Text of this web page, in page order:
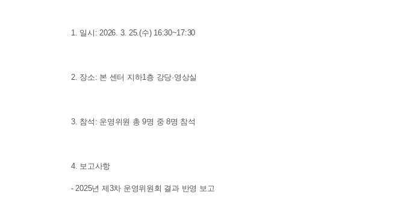
1. 일시: 2026. 3. 25.(수) 16:30~17:30
2. 장소: 본 센터 지하1층 강당·영상실
3. 참석: 운영위원 총 9명 중 8명 참석
4. 보고사항
- 2025년 제3차 운영위원회 결과 반영 보고